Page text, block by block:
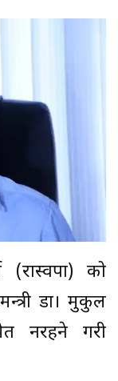
(रास्वपा) को
डा। मुकुल
नरहने गरी